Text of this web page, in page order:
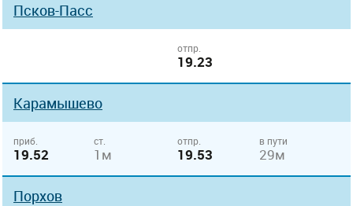
Псков-Пасс
отпр.
19.23
Карамышево
приб.
19.52
ст.
1м
отпр.
19.53
в пути
29м
Порхов